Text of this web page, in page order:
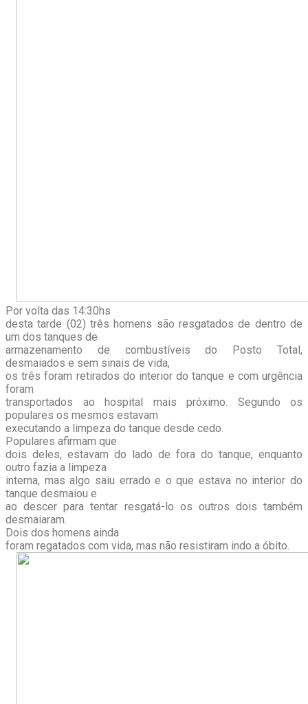
Por volta das 14:30hs
desta tarde (02) três homens são resgatados de dentro de
um dos tanques de
armazenamento de combustíveis do Posto Total,
desmaiados e sem sinais de vida,
os três foram retirados do interior do tanque e com urgência
foram
transportados ao hospital mais próximo. Segundo os
populares os mesmos estavam
executando a limpeza do tanque desde cedo.
Populares afirmam que
dois deles, estavam do lado de fora do tanque, enquanto
outro fazia a limpeza
interna, mas algo saiu errado e o que estava no interior do
tanque desmaiou e
ao descer para tentar resgatá-lo os outros dois também
desmaiaram.
Dois dos homens ainda
foram regatados com vida, mas não resistiram indo a óbito.